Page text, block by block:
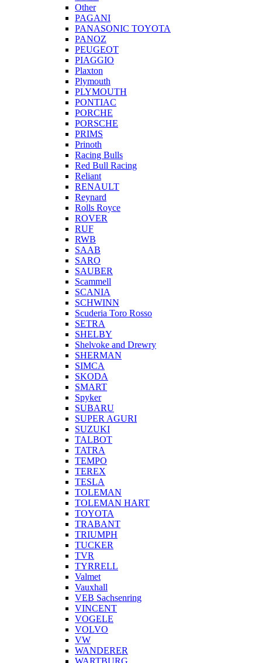
Other
PAGANI
PANASONIC TOYOTA
PANOZ
PEUGEOT
PIAGGIO
Plaxton
Plymouth
PLYMOUTH
PONTIAC
PORCHE
PORSCHE
PRIMS
Prinoth
Racing Bulls
Red Bull Racing
Reliant
RENAULT
Reynard
Rolls Royce
ROVER
RUF
RWB
SAAB
SARO
SAUBER
Scammell
SCANIA
SCHWINN
Scuderia Toro Rosso
SETRA
SHELBY
Shelvoke and Drewry
SHERMAN
SIMCA
SKODA
SMART
Spyker
SUBARU
SUPER AGURI
SUZUKI
TALBOT
TATRA
TEMPO
TEREX
TESLA
TOLEMAN
TOLEMAN HART
TOYOTA
TRABANT
TRIUMPH
TUCKER
TVR
TYRRELL
Valmet
Vauxhall
VEB Sachsenring
VINCENT
VOGELE
VOLVO
VW
WANDERER